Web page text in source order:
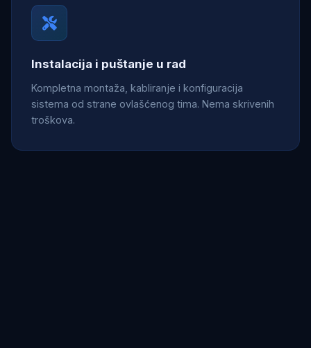
Instalacija i puštanje u rad
Kompletna montaža, kabliranje i konfiguracija
sistema od strane ovlašćenog tima. Nema skrivenih
troškova.